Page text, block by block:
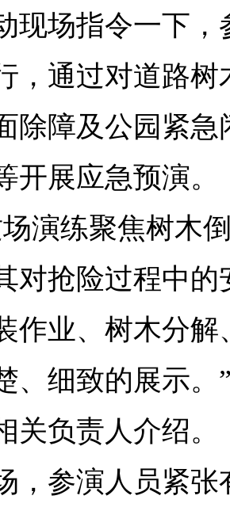
现场指令一下
，通过对道路
除障及公园紧
开展应急预演。
场演练聚焦树木
对抢险过程中
作业、树木分
、细致的展示。
关负责人介绍。
，参演人员紧